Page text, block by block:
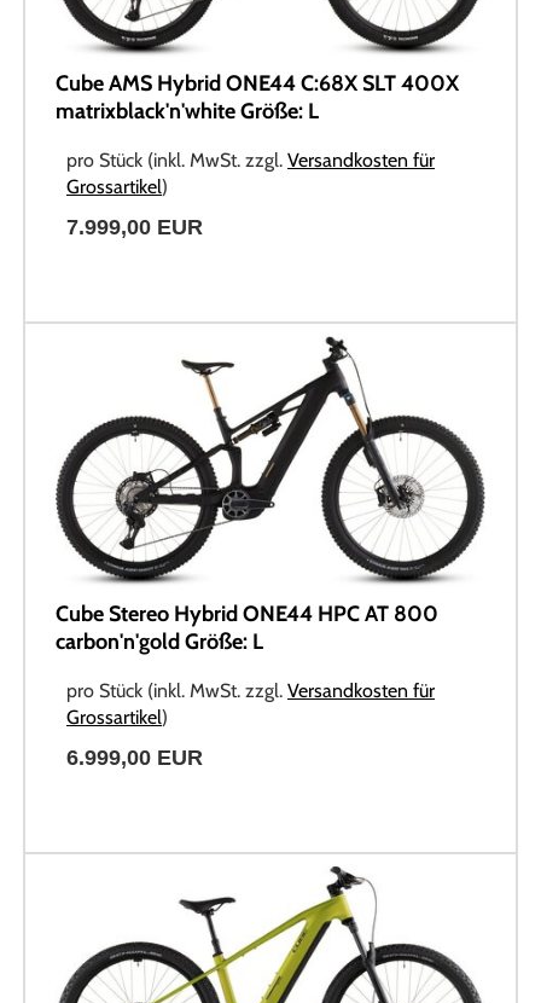
Cube AMS Hybrid ONE44 C:68X SLT 400X
matrixblack'n'white Größe: L
pro Stück (inkl. MwSt. zzgl. Versandkosten für
Grossartikel)
7.999,00 EUR
Cube Stereo Hybrid ONE44 HPC AT 800
carbon'n'gold Größe: L
pro Stück (inkl. MwSt. zzgl. Versandkosten für
Grossartikel)
6.999,00 EUR